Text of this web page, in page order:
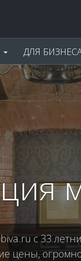
ДЛЯ
с 33
цены,